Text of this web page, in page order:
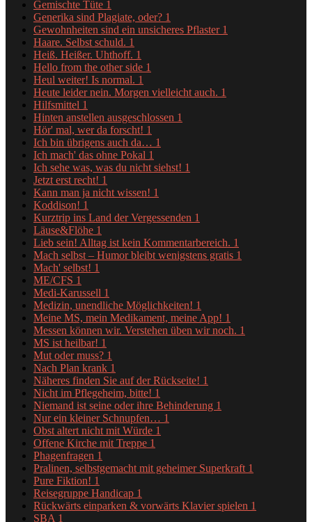
Gemischte Tüte 1
Generika sind Plagiate, oder? 1
Gewohnheiten sind ein unsicheres Pflaster 1
Haare. Selbst schuld. 1
Heiß. Heißer. Uhthoff. 1
Hello from the other side 1
Heul weiter! Is normal. 1
Heute leider nein. Morgen vielleicht auch. 1
Hilfsmittel 1
Hinten anstellen ausgeschlossen 1
Hör' mal, wer da forscht! 1
Ich bin übrigens auch da… 1
Ich mach' das ohne Pokal 1
Ich sehe was, was du nicht siehst! 1
Jetzt erst recht! 1
Kann man ja nicht wissen! 1
Koddison! 1
Kurztrip ins Land der Vergessenden 1
Läuse&Flöhe 1
Lieb sein! Alltag ist kein Kommentarbereich. 1
Mach selbst – Humor bleibt wenigstens gratis 1
Mach' selbst! 1
ME/CFS 1
Medi-Karussell 1
Medizin, unendliche Möglichkeiten! 1
Meine MS, mein Medikament, meine App! 1
Messen können wir. Verstehen üben wir noch. 1
MS ist heilbar! 1
Mut oder muss? 1
Nach Plan krank 1
Näheres finden Sie auf der Rückseite! 1
Nicht im Pflegeheim, bitte! 1
Niemand ist seine oder ihre Behinderung 1
Nur ein kleiner Schnupfen… 1
Obst altert nicht mit Würde 1
Offene Kirche mit Treppe 1
Phagenfragen 1
Pralinen, selbstgemacht mit geheimer Superkraft 1
Pure Fiktion! 1
Reisegruppe Handicap 1
Rückwärts einparken & vorwärts Klavier spielen 1
SBA 1